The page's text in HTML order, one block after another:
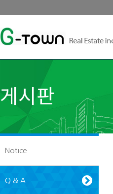
게시판
Notice
Q & A